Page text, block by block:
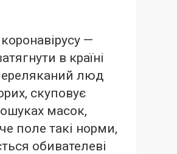
—
в країні
люд
скуповує
масок,
поле такі норми,
обивателеві